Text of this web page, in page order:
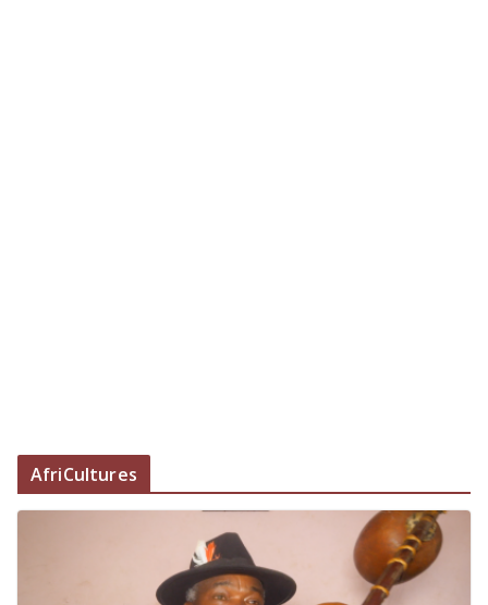
AfriCultures